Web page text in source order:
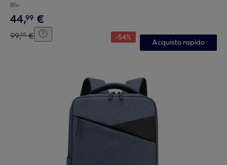
Blu
44,99 €
99,00 € -54%
Acquisto rapido